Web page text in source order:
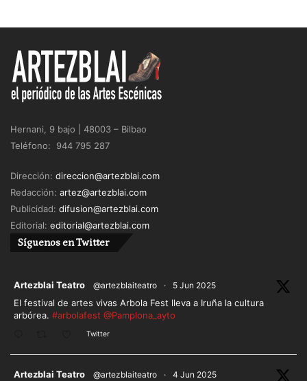
Hernani, 9 bajo | 48003 – Bilbao
Teléfono: 944 795 287
Dirección: direccion@artezblai.com
Redacción: artez@artezblai.com
Publicidad: difusion@artezblai.com
Editorial: editorial@artezblai.com
Síguenos en Twitter
Artezblai Teatro @artezblaiteatro · 5 Jun 2025
El festival de artes vivas Arbola Fest lleva a Iruña la cultura
arbórea. #arbolafest @Pamplona_ayto
Twitter
Artezblai Teatro @artezblaiteatro · 4 Jun 2025